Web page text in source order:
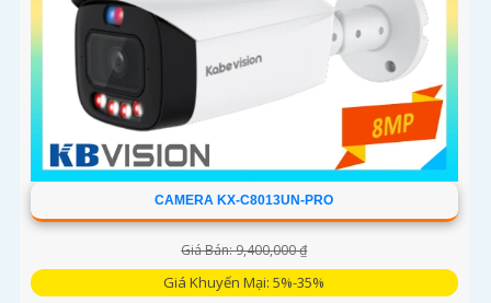
CAMERA KX-C8013UN-PRO
Giá Bán: 9,400,000 ₫
Giá Khuyến Mại: 5%-35%